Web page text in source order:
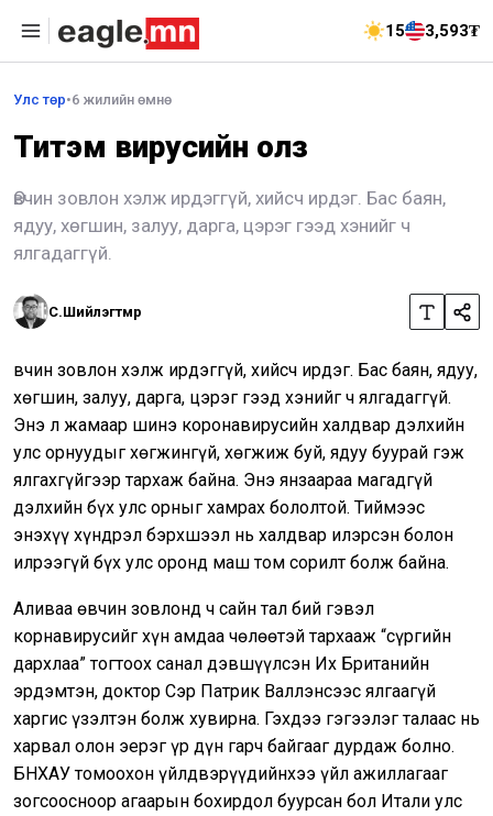
15 3,593₮
Улс төр•6 жилийн өмнө
Титэм вирусийн олз
Өвчин зовлон хэлж ирдэггүй, хийсч ирдэг. Бас баян,
ядуу, хөгшин, залуу, дарга, цэрэг гээд хэнийг ч
ялгадаггүй.
С.Шийлэгтөмөр
Өвчин зовлон хэлж ирдэггүй, хийсч ирдэг. Бас баян, ядуу,
хөгшин, залуу, дарга, цэрэг гээд хэнийг ч ялгадаггүй.
Энэ л жамаар шинэ коронавирусийн халдвар дэлхийн
улс орнуудыг хөгжингүй, хөгжиж буй, ядуу буурай гэж
ялгахгүйгээр тархаж байна. Энэ янзаараа магадгүй
дэлхийн бүх улс орныг хамрах бололтой. Тиймээс
энэхүү хүндрэл бэрхшээл нь халдвар илэрсэн болон
илрээгүй бүх улс оронд маш том сорилт болж байна.
Аливаа өвчин зовлонд ч сайн тал бий гэвэл
корнавирусийг хүн амдаа чөлөөтэй тархааж “сүргийн
дархлаа” тогтоох санал дэвшүүлсэн Их Британийн
эрдэмтэн, доктор Сэр Патрик Валлэнсээс ялгаагүй
харгис үзэлтэн болж хувирна. Гэхдээ гэгээлэг талаас нь
харвал олон эерэг үр дүн гарч байгааг дурдаж болно.
БНХАУ томоохон үйлдвэрүүдийнхээ үйл ажиллагааг
зогсоосноор агаарын бохирдол буурсан бол Итали улс